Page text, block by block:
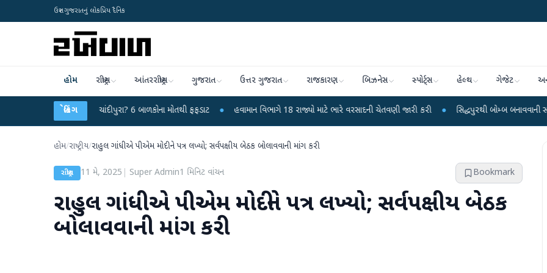
ઉત્તર ગુજરાતનું લોકપ્રિય દૈનિક
હોમ રાષ્ટ્રીય આંતરરાષ્ટ્રીય ગુજરાત ઉત્તર ગુજરાત રાજકારણ બિઝનેસ સ્પોર્ટ્સ હેલ્થ ગેજેટ
બ્રેકિંગ
વાયરસ કે ચાંદીપુરા? 6 બાળકોના મોતથી ફફડાટ ● હવામાન વિભાગે 18 રાજ્યો માટે ભારે વરસાદની ચેતવણી જારી કરી ● સિદ્ધપુરથી બોમ્બ બનાવવાની સામગ્રી સાથે
હોમ/રાષ્ટ્રીય/રાહુલ ગાંધીએ પીએમ મોદીને પત્ર લખ્યો; સર્વપક્ષીય બેઠક બોલાવવાની માંગ કરી
રાષ્ટ્રીય 11 મે, 2025 Super Admin1 મિનિટ વાંચન Bookmark
રાહુલ ગાંધીએ પીએમ મોદીને પત્ર લખ્યો; સર્વપક્ષીય બેઠક
બોલાવવાની માંગ કરી